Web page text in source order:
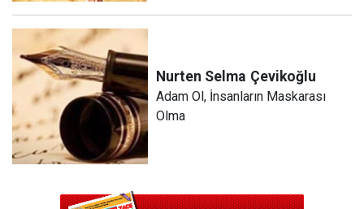
Nurten Selma Çevikoğlu
Adam Ol, İnsanların Maskarası
Olma